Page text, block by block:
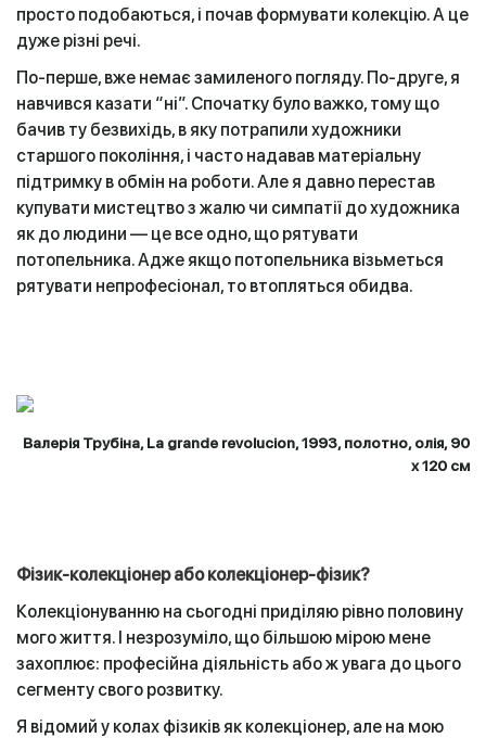
просто подобаються, і почав формувати колекцію. А це
дуже різні речі.
По-перше, вже немає замиленого погляду. По-друге, я
навчився казати “ні”. Спочатку було важко, тому що
бачив ту безвихідь, в яку потрапили художники
старшого покоління, і часто надавав матеріальну
підтримку в обмін на роботи. Але я давно перестав
купувати мистецтво з жалю чи симпатії до художника
як до людини — це все одно, що рятувати
потопельника. Адже якщо потопельника візьметься
рятувати непрофесіонал, то втопляться обидва.
Валерія Трубіна, La grande revolucion, 1993, полотно, олія, 90
х 120 см
Фізик-колекціонер або колекціонер-фізик?
Колекціонуванню на сьогодні приділяю рівно половину
мого життя. І незрозуміло, що більшою мірою мене
захоплює: професійна діяльність або ж увага до цього
сегменту свого розвитку.
Я відомий у колах фізиків як колекціонер, але на мою